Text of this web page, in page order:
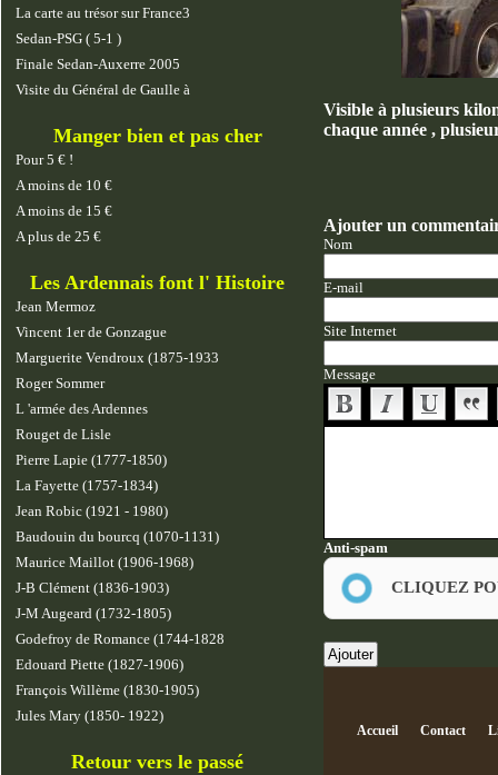
La carte au trésor sur France3
Sedan-PSG ( 5-1 )
Finale Sedan-Auxerre 2005
Visite du Général de Gaulle à
Manger bien et pas cher
Pour 5 € !
A moins de 10 €
A moins de 15 €
A plus de 25 €
Les Ardennais font l' Histoire
Jean Mermoz
Vincent 1er de Gonzague
Marguerite Vendroux (1875-1933
Roger Sommer
L 'armée des Ardennes
Rouget de Lisle
Pierre Lapie (1777-1850)
La Fayette (1757-1834)
Jean Robic (1921 - 1980)
Baudouin du bourcq (1070-1131)
Maurice Maillot (1906-1968)
J-B Clément (1836-1903)
J-M Augeard (1732-1805)
Godefroy de Romance (1744-1828
Edouard Piette (1827-1906)
François Willème (1830-1905)
Jules Mary (1850- 1922)
Retour vers le passé
Visible à plusieurs
chaque année ,
Ajouter un
Nom
E-mail
Site Internet
Message
Anti-spam
CLIQUEZ
Accueil Contact